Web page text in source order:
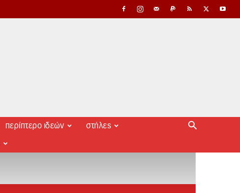
περίπτερο ιδεών στήλες